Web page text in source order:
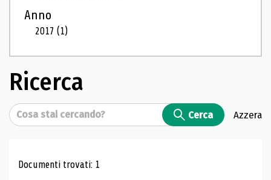
Anno
2017(1)
Ricerca
Cerca Cerca Azzera
Risultati di ricerca
Documenti trovati: 1